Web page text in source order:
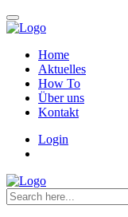
Home
Aktuelles
How To
Über uns
Kontakt
Login